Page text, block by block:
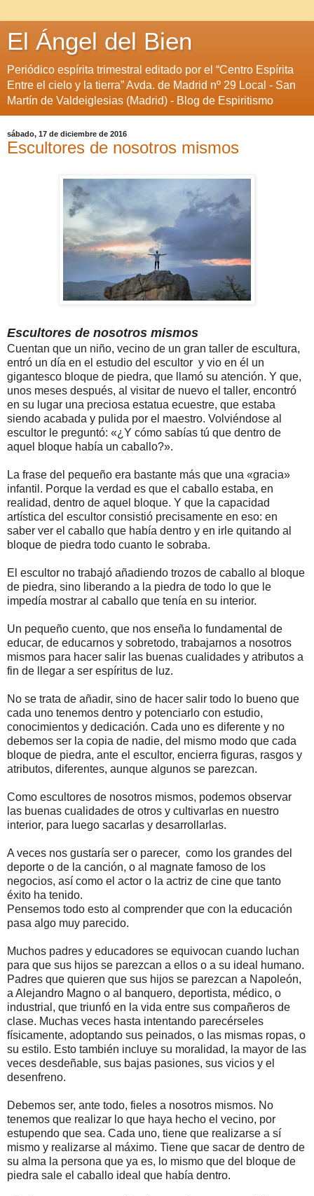
El Ángel del Bien
Periódico espírita trimestral editado por el “Centro Espírita
Entre el cielo y la tierra” Avda. de Madrid nº 29 Local - San
Martín de Valdeiglesias (Madrid) - Blog de Espiritismo
sábado, 17 de diciembre de 2016
Escultores de nosotros mismos
Escultores de nosotros mismos
Cuentan que un niño, vecino de un gran taller de escultura,
entró un día en el estudio del escultor y vio en él un
gigantesco bloque de piedra, que llamó su atención. Y que,
unos meses después, al visitar de nuevo el taller, encontró
en su lugar una preciosa estatua ecuestre, que estaba
siendo acabada y pulida por el maestro. Volviéndose al
escultor le preguntó: «¿Y cómo sabías tú que dentro de
aquel bloque había un caballo?».
La frase del pequeño era bastante más que una «gracia»
infantil. Porque la verdad es que el caballo estaba, en
realidad, dentro de aquel bloque. Y que la capacidad
artística del escultor consistió precisamente en eso: en
saber ver el caballo que había dentro y en irle quitando al
bloque de piedra todo cuanto le sobraba.
El escultor no trabajó añadiendo trozos de caballo al bloque
de piedra, sino liberando a la piedra de todo lo que le
impedía mostrar al caballo que tenía en su interior.
Un pequeño cuento, que nos enseña lo fundamental de
educar, de educarnos y sobretodo, trabajarnos a nosotros
mismos para hacer salir las buenas cualidades y atributos a
fin de llegar a ser espíritus de luz.
No se trata de añadir, sino de hacer salir todo lo bueno que
cada uno tenemos dentro y potenciarlo con estudio,
conocimientos y dedicación. Cada uno es diferente y no
debemos ser la copia de nadie, del mismo modo que cada
bloque de piedra, ante el escultor, encierra figuras, rasgos y
atributos, diferentes, aunque algunos se parezcan.
Como escultores de nosotros mismos, podemos observar
las buenas cualidades de otros y cultivarlas en nuestro
interior, para luego sacarlas y desarrollarlas.
A veces nos gustaría ser o parecer, como los grandes del
deporte o de la canción, o al magnate famoso de los
negocios, así como el actor o la actriz de cine que tanto
éxito ha tenido.
Pensemos todo esto al comprender que con la educación
pasa algo muy parecido.
Muchos padres y educadores se equivocan cuando luchan
para que sus hijos se parezcan a ellos o a su ideal humano.
Padres que quieren que sus hijos se parezcan a Napoleón,
a Alejandro Magno o al banquero, deportista, médico, o
industrial, que triunfó en la vida entre sus compañeros de
clase. Muchas veces hasta intentando parecérseles
físicamente, adoptando sus peinados, o las mismas ropas, o
su estilo. Esto también incluye su moralidad, la mayor de las
veces desdeñable, sus bajas pasiones, sus vicios y el
desenfreno.
Debemos ser, ante todo, fieles a nosotros mismos. No
tenemos que realizar lo que haya hecho el vecino, por
estupendo que sea. Cada uno, tiene que realizarse a sí
mismo y realizarse al máximo. Tiene que sacar de dentro de
su alma la persona que ya es, lo mismo que del bloque de
piedra sale el caballo ideal que había dentro.